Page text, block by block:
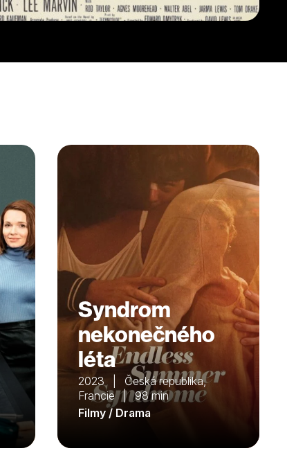
Syndrom
nekonečného
léta
2023 | Česká republika,
Francie | 98 min
Filmy / Drama